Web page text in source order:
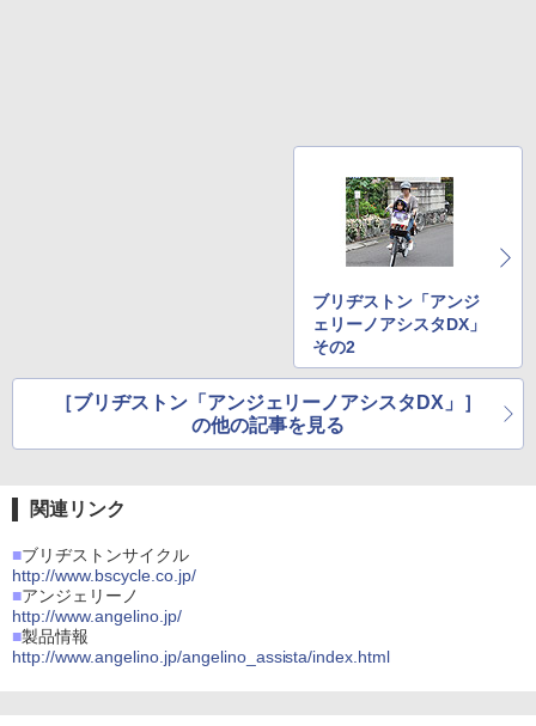
ブリヂストン「アンジ
ェリーノアシスタDX」
その2
［ブリヂストン「アンジェリーノアシスタDX」］
の他の記事を見る
関連リンク
■ブリヂストンサイクル
http://www.bscycle.co.jp/
■アンジェリーノ
http://www.angelino.jp/
■製品情報
http://www.angelino.jp/angelino_assista/index.html